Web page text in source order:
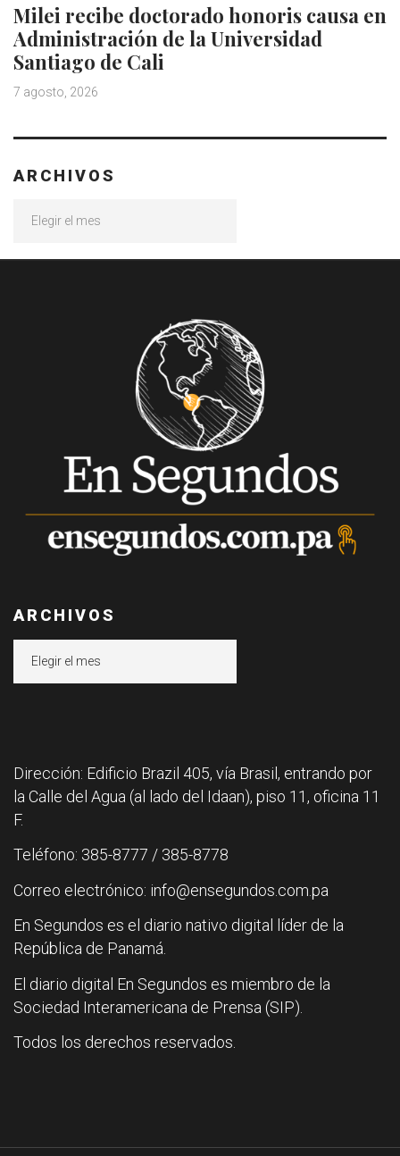
Milei recibe doctorado honoris causa en
Administración de la Universidad
Santiago de Cali
7 agosto, 2026
ARCHIVOS
ARCHIVOS
Dirección: Edificio Brazil 405, vía Brasil, entrando por
la Calle del Agua (al lado del Idaan), piso 11, oficina 11
F.
Teléfono: 385-8777 / 385-8778
Correo electrónico: info@ensegundos.com.pa
En Segundos es el diario nativo digital líder de la
República de Panamá.
El diario digital En Segundos es miembro de la
Sociedad Interamericana de Prensa (SIP).
Todos los derechos reservados.